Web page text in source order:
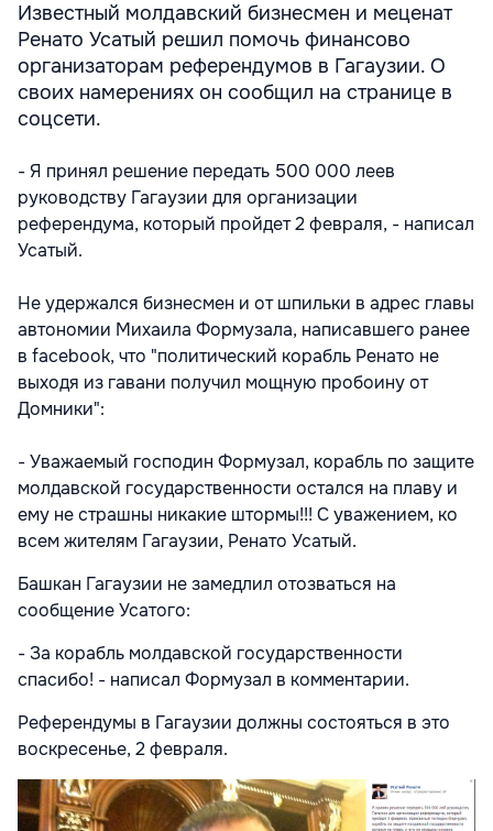
Известный молдавский бизнесмен и меценат
Ренато Усатый решил помочь финансово
организаторам референдумов в Гагаузии. О
своих намерениях он сообщил на странице в
соцсети.
- Я принял решение передать 500 000 леев
руководству Гагаузии для организации
референдума, который пройдет 2 февраля, - написал
Усатый.
Не удержался бизнесмен и от шпильки в адрес главы
автономии Михаила Формузала, написавшего ранее
в facebook, что "политический корабль Ренато не
выходя из гавани получил мощную пробоину от
Домники":
- Уважаемый господин Формузал, корабль по защите
молдавской государственности остался на плаву и
ему не страшны никакие штормы!!! С уважением, ко
всем жителям Гагаузии, Ренато Усатый.
Башкан Гагаузии не замедлил отозваться на
сообщение Усатого:
- За корабль молдавской государственности
спасибо! - написал Формузал в комментарии.
Референдумы в Гагаузии должны состояться в это
воскресенье, 2 февраля.